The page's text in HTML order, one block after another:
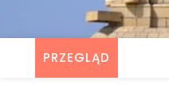
PRZEGLĄD